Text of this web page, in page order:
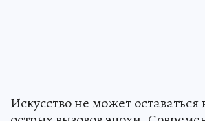
Искусство не может оставаться